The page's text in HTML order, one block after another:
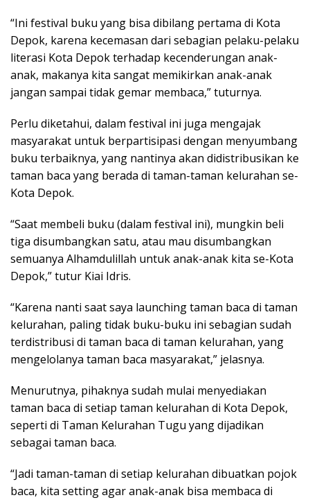
“Ini festival buku yang bisa dibilang pertama di Kota
Depok, karena kecemasan dari sebagian pelaku-pelaku
literasi Kota Depok terhadap kecenderungan anak-
anak, makanya kita sangat memikirkan anak-anak
jangan sampai tidak gemar membaca,” tuturnya.
Perlu diketahui, dalam festival ini juga mengajak
masyarakat untuk berpartisipasi dengan menyumbang
buku terbaiknya, yang nantinya akan didistribusikan ke
taman baca yang berada di taman-taman kelurahan se-
Kota Depok.
“Saat membeli buku (dalam festival ini), mungkin beli
tiga disumbangkan satu, atau mau disumbangkan
semuanya Alhamdulillah untuk anak-anak kita se-Kota
Depok,” tutur Kiai Idris.
“Karena nanti saat saya launching taman baca di taman
kelurahan, paling tidak buku-buku ini sebagian sudah
terdistribusi di taman baca di taman kelurahan, yang
mengelolanya taman baca masyarakat,” jelasnya.
Menurutnya, pihaknya sudah mulai menyediakan
taman baca di setiap taman kelurahan di Kota Depok,
seperti di Taman Kelurahan Tugu yang dijadikan
sebagai taman baca.
“Jadi taman-taman di setiap kelurahan dibuatkan pojok
baca, kita setting agar anak-anak bisa membaca di